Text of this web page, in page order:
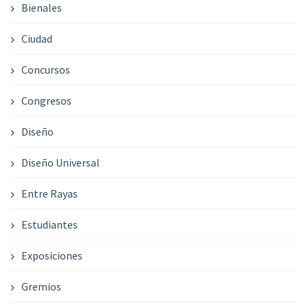
Bienales
Ciudad
Concursos
Congresos
Diseño
Diseño Universal
Entre Rayas
Estudiantes
Exposiciones
Gremios